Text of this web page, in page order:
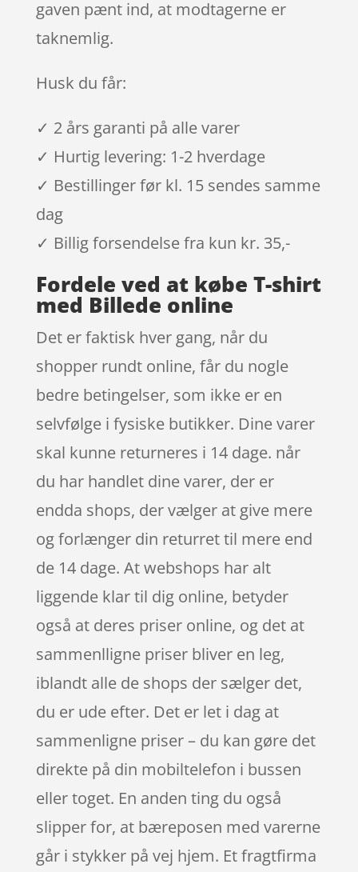
gaven pænt ind, at modtagerne er
taknemlig.
Husk du får:
✓ 2 års garanti på alle varer
✓ Hurtig levering: 1-2 hverdage
✓ Bestillinger før kl. 15 sendes samme
dag
✓ Billig forsendelse fra kun kr. 35,-
Fordele ved at købe T-shirt
med Billede online
Det er faktisk hver gang, når du
shopper rundt online, får du nogle
bedre betingelser, som ikke er en
selvfølge i fysiske butikker. Dine varer
skal kunne returneres i 14 dage. når
du har handlet dine varer, der er
endda shops, der vælger at give mere
og forlænger din returret til mere end
de 14 dage. At webshops har alt
liggende klar til dig online, betyder
også at deres priser online, og det at
sammenlligne priser bliver en leg,
iblandt alle de shops der sælger det,
du er ude efter. Det er let i dag at
sammenligne priser – du kan gøre det
direkte på din mobiltelefon i bussen
eller toget. En anden ting du også
slipper for, at bæreposen med varerne
går i stykker på vej hjem. Et fragtfirma